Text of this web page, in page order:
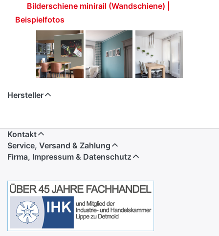
Bilderschiene minirail (Wandschiene) |
Beispielfotos
Hersteller
Kontakt
Service, Versand & Zahlung
Firma, Impressum & Datenschutz